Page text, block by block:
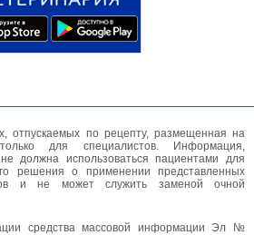
отпускаемых по рецепту, размещенная на
для специалистов. Информация,
должна использоваться пациентами для
решения о применении представленных
и не может служить заменой очной
средства массовой информации Эл №